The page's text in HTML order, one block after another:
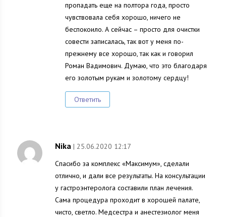
пропадать еще на полтора года, просто
чувствовала себя хорошо, ничего не
беспокоило. А сейчас – просто для очистки
совести записалась, так вот у меня по-
прежнему все хорошо, так как и говорил
Роман Вадимович. Думаю, что это благодаря
его золотым рукам и золотому сердцу!
Ответить
Nika | 25.06.2020 12:17
Спасибо за комплекс «Максимум», сделали
отлично, и дали все результаты. На консультации
у гастроэнтеролога составили план лечения.
Сама процедура проходит в хорошей палате,
чисто, светло. Медсестра и анестезиолог меня